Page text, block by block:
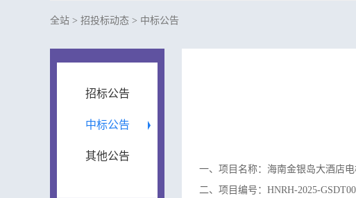
全站 > 招投标动态 > 中标公告
招标公告
中标公告
其他公告
一、项目名称：海南金银岛大酒店
二、项目编号：HNRH-2025-